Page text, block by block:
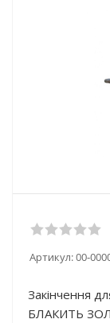
Артикул:00-
Закінчення
БЛАКИТЬ